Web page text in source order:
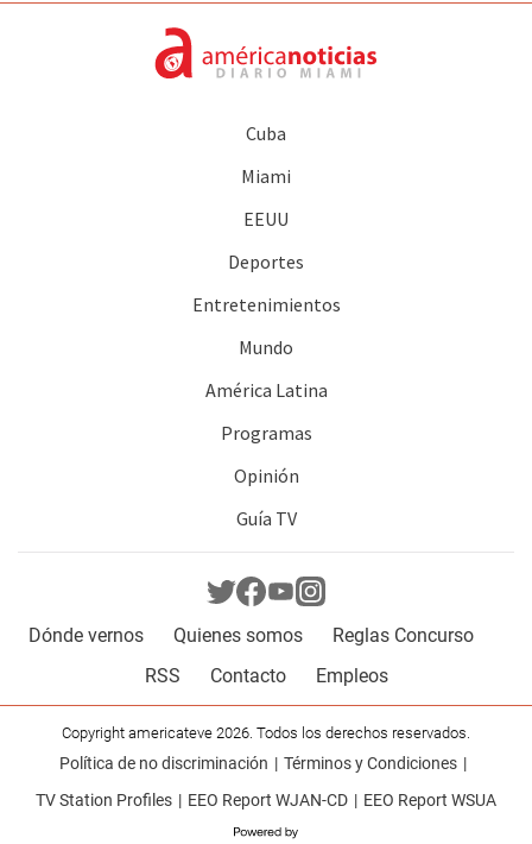
Cuba
Miami
EEUU
Deportes
Entretenimientos
Mundo
América Latina
Programas
Opinión
Guía TV
Dónde vernos Quienes somos
Reglas Concurso
RSS
Contacto Empleos
Copyright americateve 2026. Todos los derechos reservados.
Política de no discriminación
Términos y Condiciones
TV Station Profiles
EEO Report WJAN-CD EEO Report WSUA